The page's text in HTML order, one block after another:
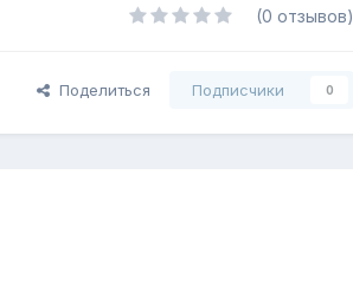
(0 отзывов)
Поделиться Подписчики 0